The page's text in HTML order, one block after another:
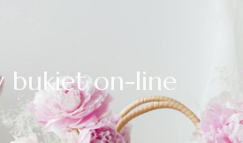
bukiet on-line